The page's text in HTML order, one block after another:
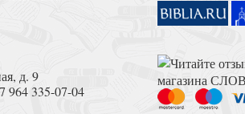
(Свет на Востоке)
д. 9
964 335-07-04